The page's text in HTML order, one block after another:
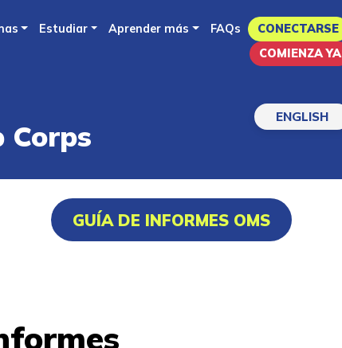
Estudiar Aprender más FAQs
CONECTARSE
COMIENZA YA
ENGLISH
Corps
GUÍA DE INFORMES OMS